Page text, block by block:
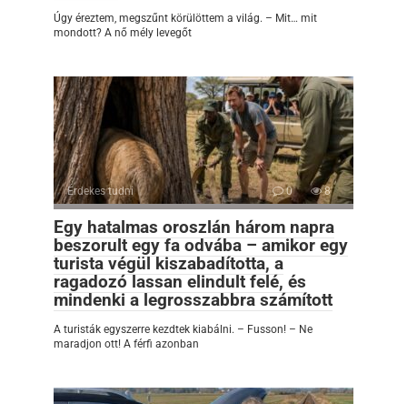
Úgy éreztem, megszűnt körülöttem a világ. – Mit… mit
mondott? A nő mély levegőt
Érdekes tudni 0 8
Egy hatalmas oroszlán három napra
beszorult egy fa odvába – amikor egy
turista végül kiszabadította, a
ragadozó lassan elindult felé, és
mindenki a legrosszabbra számított
A turisták egyszerre kezdtek kiabálni. – Fusson! – Ne
maradjon ott! A férfi azonban